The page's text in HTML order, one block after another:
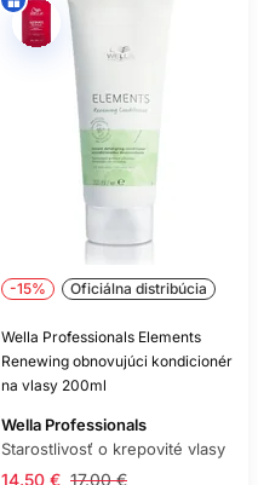
-15% Oficiálna distribúcia
Wella Professionals Elements
Renewing obnovujúci kondicionér
na vlasy 200ml
Wella Professionals
Starostlivosť o krepovité vlasy
17.00 €
14.50 €